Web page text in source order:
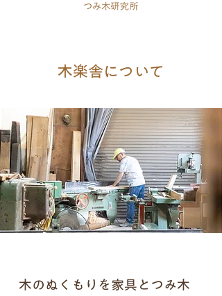
木楽舎について
木のぬくもりを家具とつみ木